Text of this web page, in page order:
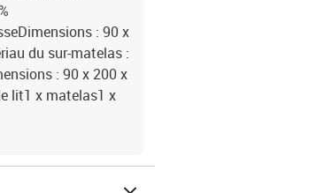
: 90 x
du sur-matelas :
: 90 x 200 x
lit1 x matelas1 x